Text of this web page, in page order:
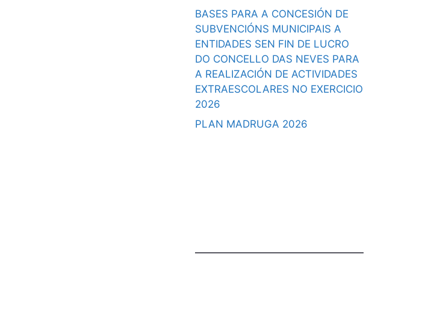
BASES PARA A CONCESIÓN DE
SUBVENCIÓNS MUNICIPAIS A
ENTIDADES SEN FIN DE LUCRO
DO CONCELLO DAS NEVES PARA
A REALIZACIÓN DE ACTIVIDADES
EXTRAESCOLARES NO EXERCICIO
2026
PLAN MADRUGA 2026